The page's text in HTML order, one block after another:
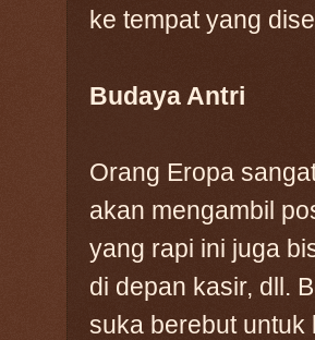
ke tempat yang
Budaya Antri
Orang Eropa
akan mengambil
yang rapi ini juga
di depan kasir, dll.
suka berebut untuk